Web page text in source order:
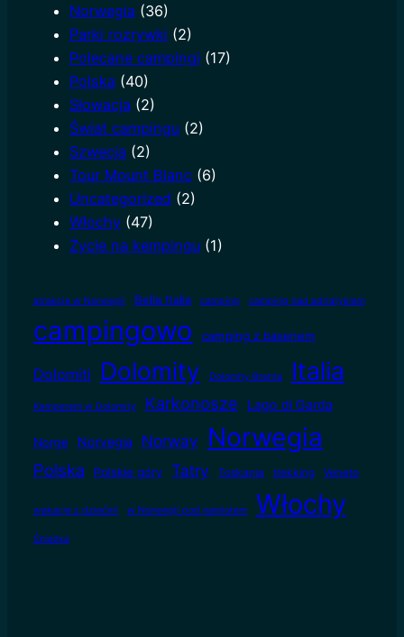
Norwegia (36)
Parki rozrywki (2)
Polecane campingi (17)
Polska (40)
Słowacja (2)
Świat campingu(2)
Szwecja (2)
Tour Mount Blanc(6)
Uncategorized (2)
Włochy(47)
Życie na kempingu(1)
atrakcje w Norwegii Bella Italia camping camping nad adriatykiem
campingowo camping z basenem
Dolomiti Dolomity Dolomity Brenta Italia
Kamperem w Dolomity Karkonosze Lago di Garda
Norge Norvegia Norway Norwegia
Polska Polskie góry Tatry Toskania trekking Veneto
wakacje z dziećmi w Norwegii pod namiotem Włochy
Śnieżka